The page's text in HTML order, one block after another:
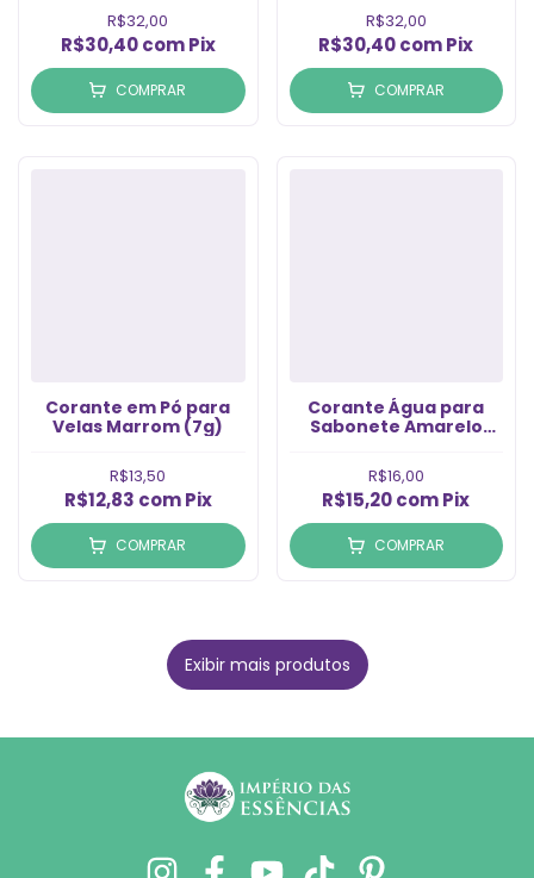
R$32,00
R$30,40com Pix
COMPRAR
R$32,00
R$30,40comPix
COMPRAR
Corante em Pó para
Velas Marrom (7g)
R$13,50
R$12,83 com Pix
COMPRAR
Corante Água para
Sabonete Amarelo
R$16,00
R$15,20comPix
COMPRAR
Exibir mais produtos